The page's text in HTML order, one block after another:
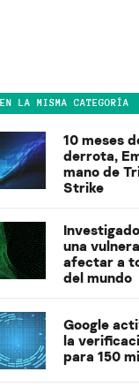
EN LA MISMA CATEGORÍA
10 meses
derrota,
mano de
Strike
una
afectar a
del mundo
Google
la
para 150